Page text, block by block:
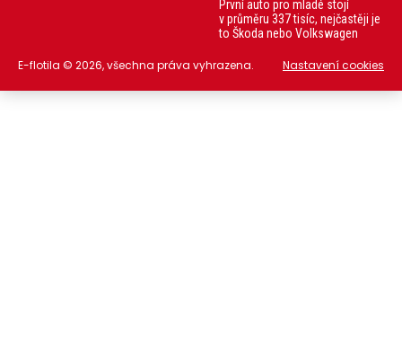
První auto pro mladé stojí
v průměru 337 tisíc, nejčastěji je
to Škoda nebo Volkswagen
E-flotila © 2026, všechna práva vyhrazena. Nastavení cookies